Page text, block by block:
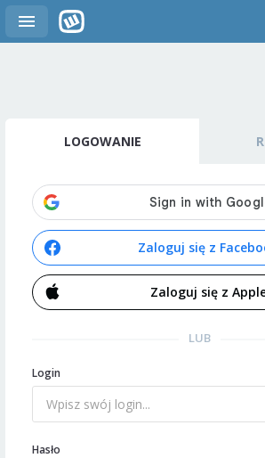
LOGOWANIE
Zaloguj się z
Zaloguj się z
LUB
Login
Hasło